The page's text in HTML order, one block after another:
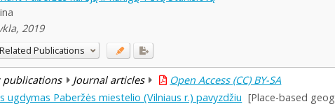
2019
Related Publications
publications Journal articles
Open Access (CC) BY-SA
ugdymas Paberžės miestelio (Vilniaus r.) pavyzdžiu [Place-based